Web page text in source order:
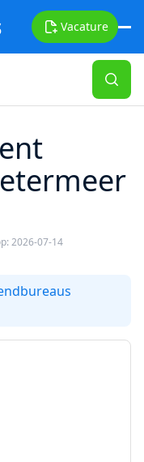
Vacature
2026-07-14